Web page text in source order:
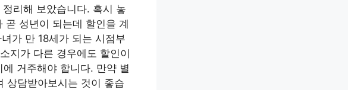
리해 보았습니다. 혹시 놓
곧 성년이 되는데 할인을 계
가 만 18세가 되는 시점부
지가 다른 경우에도 할인이
거주해야 합니다. 만약 별
상담받아보시는 것이 좋습